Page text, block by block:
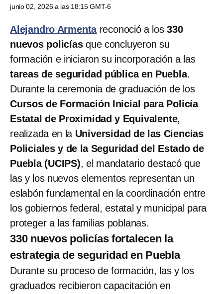
junio 02, 2026 a las 18:15 GMT-6
Alejandro Armentareconoció a los330
nuevos policíasque concluyeron su
formación e iniciaron su incorporación a las
tareas de seguridad pública en Puebla.
Durante la ceremonia de graduación de los
Cursos de Formación Inicial para Policía
Estatal de Proximidad y Equivalente,
realizada en la Universidad de las Ciencias
Policiales y de la Seguridad del Estado de
Puebla (UCIPS), el mandatario destacó que
las y los nuevos elementos representan un
eslabón fundamental en la coordinación entre
los gobiernos federal, estatal y municipal para
proteger a las familias poblanas.
330 nuevos policías fortalecen la
estrategia de seguridad en Puebla
Durante su proceso de formación, las y los
graduados recibieron capacitación en